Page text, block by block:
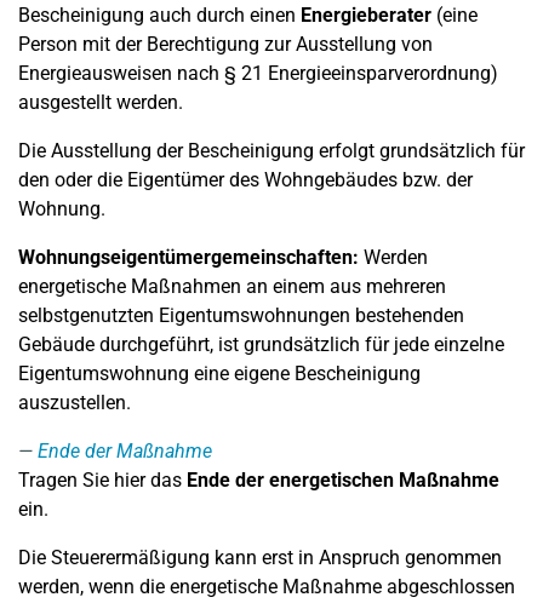
Bescheinigung auch durch einen Energieberater (eine
Person mit der Berechtigung zur Ausstellung von
Energieausweisen nach § 21 Energieeinsparverordnung)
ausgestellt werden.
Die Ausstellung der Bescheinigung erfolgt grundsätzlich für
den oder die Eigentümer des Wohngebäudes bzw. der
Wohnung.
Wohnungseigentümergemeinschaften: Werden
energetische Maßnahmen an einem aus mehreren
selbstgenutzten Eigentumswohnungen bestehenden
Gebäude durchgeführt, ist grundsätzlich für jede einzelne
Eigentumswohnung eine eigene Bescheinigung
auszustellen.
Ende der Maßnahme
Tragen Sie hier das Ende der energetischen Maßnahme
ein.
Die Steuerermäßigung kann erst in Anspruch genommen
werden, wenn die energetische Maßnahme abgeschlossen